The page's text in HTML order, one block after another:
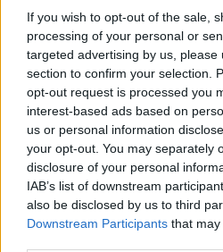
If you wish to opt-out of the sale,
processing of your personal or
targeted advertising by us, please
section to confirm your selection.
opt-out request is processed you
interest-based ads based on
us or personal information
your opt-out. You may separately
disclosure of your personal
IAB’s list of downstream
also be disclosed by us to third
Downstream Participants that
Ekstremalne skojarzenie
Odmiana:kufliczykuflów?
Ciekawostki
Sandomierz— Pochodzenie
ufny— Pokrewieństwoufnyi
RWPG— Statutowy cel
Mogą Cię zainteresować